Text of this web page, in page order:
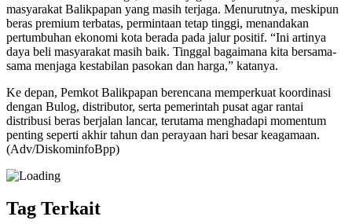
masyarakat Balikpapan yang masih terjaga. Menurutnya, meskipun
beras premium terbatas, permintaan tetap tinggi, menandakan
pertumbuhan ekonomi kota berada pada jalur positif. “Ini artinya
daya beli masyarakat masih baik. Tinggal bagaimana kita bersama-
sama menjaga kestabilan pasokan dan harga,” katanya.
Ke depan, Pemkot Balikpapan berencana memperkuat koordinasi
dengan Bulog, distributor, serta pemerintah pusat agar rantai
distribusi beras berjalan lancar, terutama menghadapi momentum
penting seperti akhir tahun dan perayaan hari besar keagamaan.
(Adv/DiskominfoBpp)
Tag Terkait